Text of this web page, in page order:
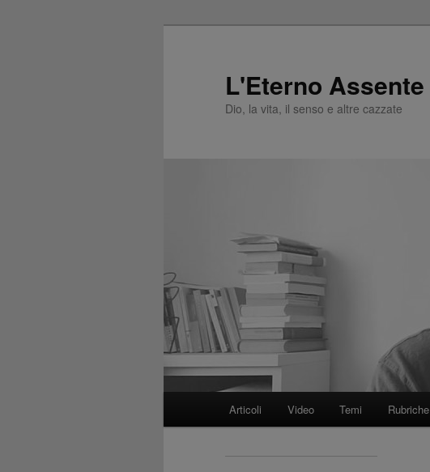
L'Eterno Assente
Dio, la vita, il senso e altre cazzate
Vai
Articoli Video Temi Rubriche